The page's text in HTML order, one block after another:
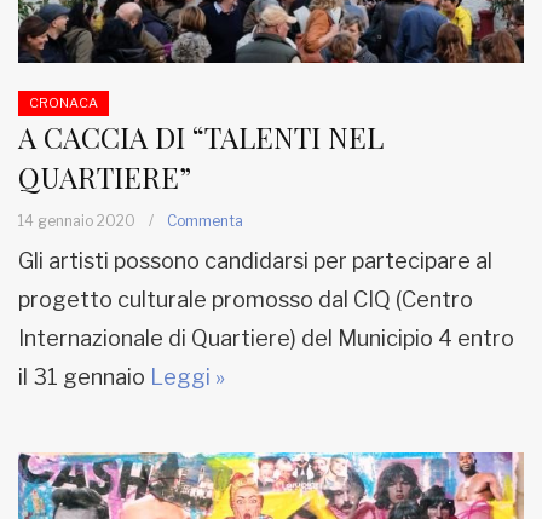
CRONACA
A CACCIA DI “TALENTI NEL
QUARTIERE”
14 gennaio 2020 / Commenta
Gli artisti possono candidarsi per partecipare al
progetto culturale promosso dal CIQ (Centro
Internazionale di Quartiere) del Municipio 4 entro
il 31 gennaio Leggi »